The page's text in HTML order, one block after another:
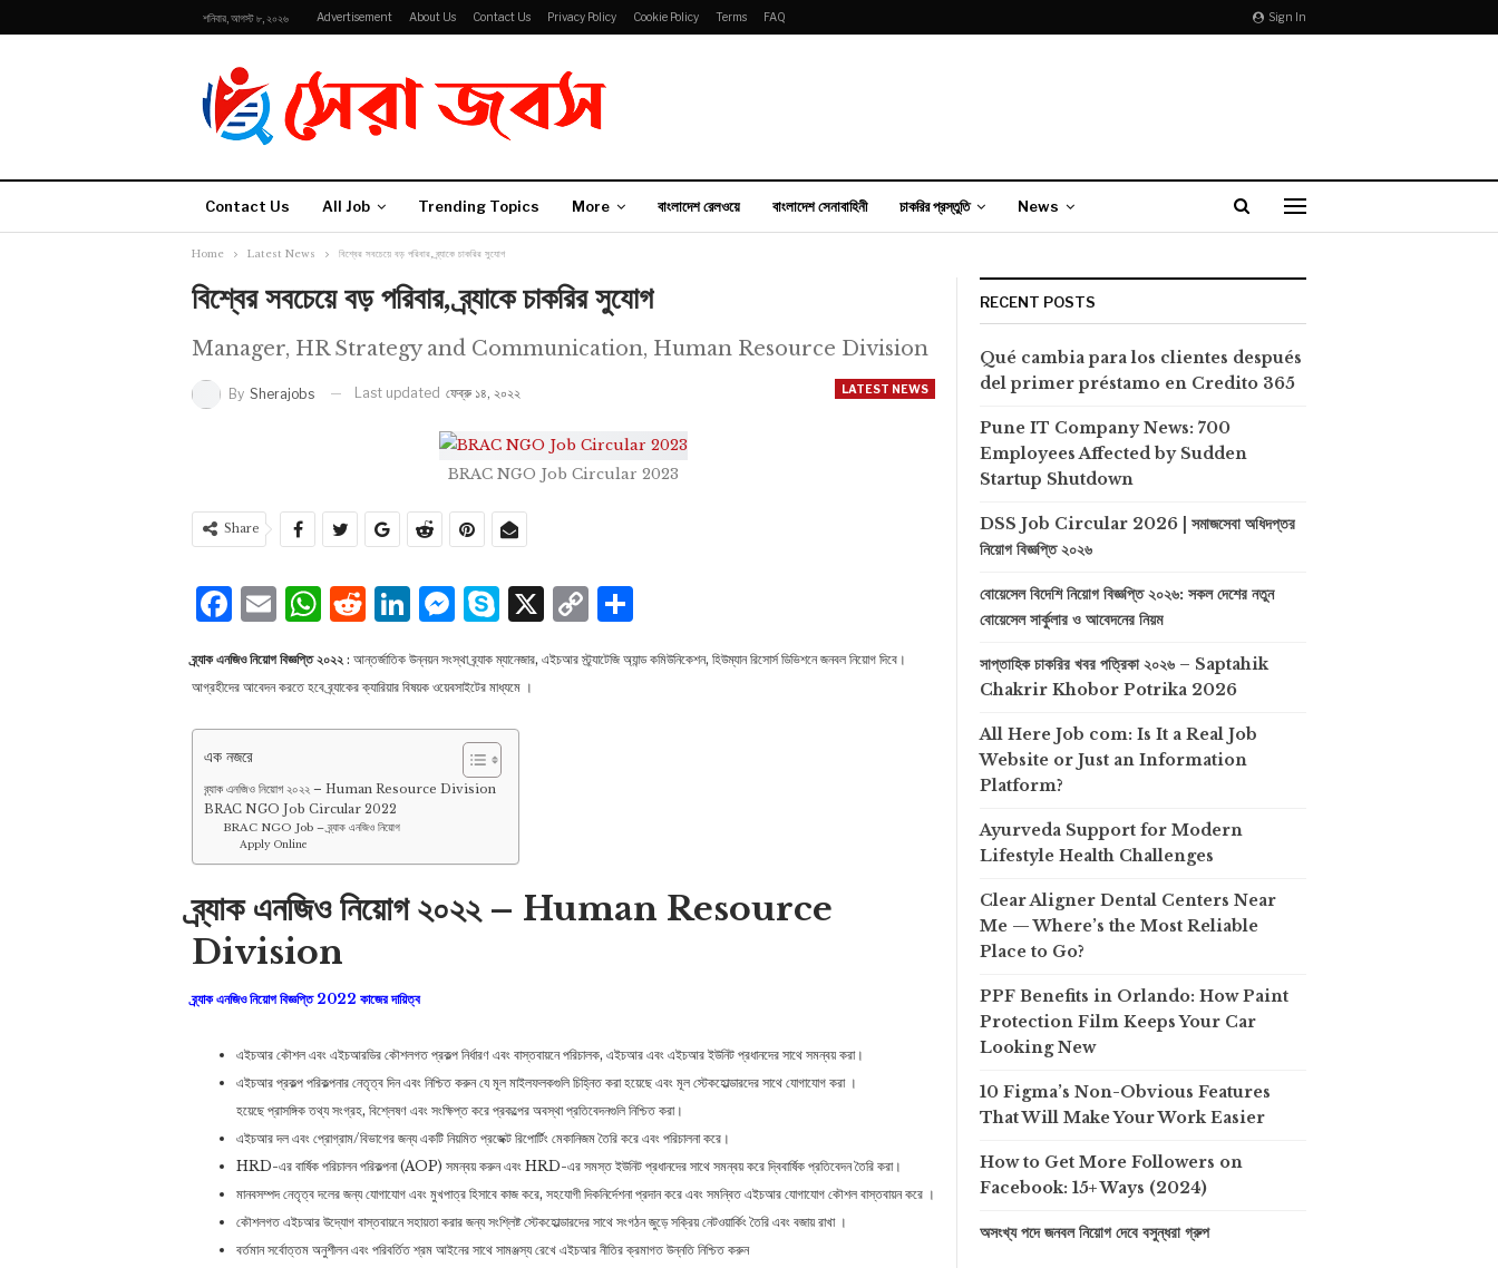
Sign In
শনিবার, আগস্ট ৮, ২০২৬ Advertisement About Us Contact Us Privacy Policy Cookie Policy Terms FAQ
Contact Us All Job Trending Topics More বাংলাদেশ রেলওয়ে বাংলাদেশ সেনাবাহিনী চাকরির প্রস্তুতি News
Home Latest News বিশ্বের সবচেয়ে বড় পরিবার, ব্র্যাকে চাকরির সুযোগ
বিশ্বের সবচেয়ে বড় পরিবার, ব্র্যাকে চাকরির সুযোগ
Manager, HR Strategy and Communication, Human Resource Division
LATEST NEWS
By Sherajobs Last updated ফেব্রু ১৪, ২০২২
BRAC NGO Job Circular 2023
Share
Facebook
Email
WhatsApp
Reddit
LinkedIn
Messenger
Skype
X Copy
ব্র্যাক এনজিও নিয়োগ বিজ্ঞপ্তি ২০২২ : আন্তর্জাতিক উন্নয়ন সংস্থা ব্র্যাক ম্যানেজার, এইচআর স্ট্র্যাটেজি অ্যান্ড কমিউনিকেশন, হিউম্যান রিসোর্স ডিভিশনে জনবল নিয়োগ দিবে।
আগ্রহীদের আবেদন করতে হবে ব্র্যাকের ক্যারিয়ার বিষয়ক ওয়েবসাইটের মাধ্যমে ।
এক নজরে
ব্র্যাক এনজিও নিয়োগ ২০২২ – Human Resource Division
BRAC NGO Job Circular 2022
BRAC NGO Job – ব্র্যাক এনজিও নিয়োগ
Apply Online
ব্র্যাক এনজিও নিয়োগ ২০২২ – Human Resource
Division
ব্র্যাক এনজিও নিয়োগ বিজ্ঞপ্তি 2022 কাজের দায়িত্ব
এইচআর কৌশল এবং এইচআরডির কৌশলগত প্রকল্প নির্ধারণ এবং বাস্তবায়নে পরিচালক, এইচআর এবং এইচআর ইউনিট প্রধানদের সাথে সমন্বয় করা।
এইচআর প্রকল্প পরিকল্পনার নেতৃত্ব দিন এবং নিশ্চিত করুন যে মূল মাইলফলকগুলি চিহ্নিত করা হয়েছে এবং মূল স্টেকহোল্ডারদের সাথে যোগাযোগ করা ।
হয়েছে প্রাসঙ্গিক তথ্য সংগ্রহ, বিশ্লেষণ এবং সংক্ষিপ্ত করে প্রকল্পের অবস্থা প্রতিবেদনগুলি নিশ্চিত করা।
এইচআর দল এবং প্রোগ্রাম/বিভাগের জন্য একটি নিয়মিত প্রজেক্ট রিপোর্টিং মেকানিজম তৈরি করে এবং পরিচালনা করে।
HRD-এর বার্ষিক পরিচালন পরিকল্পনা (AOP) সমন্বয় করুন এবং HRD-এর সমস্ত ইউনিট প্রধানদের সাথে সমন্বয় করে দ্বিবার্ষিক প্রতিবেদন তৈরি করা।
মানবসম্পদ নেতৃত্ব দলের জন্য যোগাযোগ এবং মুখপাত্র হিসাবে কাজ করে, সহযোগী দিকনির্দেশনা প্রদান করে এবং সমন্বিত এইচআর যোগাযোগ কৌশল বাস্তবায়ন করে ।
কৌশলগত এইচআর উদ্যোগ বাস্তবায়নে সহায়তা করার জন্য সংশ্লিষ্ট স্টেকহোল্ডারদের সাথে সংগঠন জুড়ে সক্রিয় নেটওয়ার্কিং তৈরি এবং বজায় রাখা ।
বর্তমান সর্বোত্তম অনুশীলন এবং পরিবর্তিত শ্রম আইনের সাথে সামঞ্জস্য রেখে এইচআর নীতির ক্রমাগত উন্নতি নিশ্চিত করুন
RECENT POSTS
Qué cambia para los clientes después
del primer préstamo en Credito 365
Pune IT Company News: 700
Employees Affected by Sudden
Startup Shutdown
DSS Job Circular 2026 | সমাজসেবা অধিদপ্তর
নিয়োগ বিজ্ঞপ্তি ২০২৬
বোয়েসেল বিদেশি নিয়োগ বিজ্ঞপ্তি ২০২৬: সকল দেশের নতুন
বোয়েসেল সার্কুলার ও আবেদনের নিয়ম
সাপ্তাহিক চাকরির খবর পত্রিকা ২০২৬ – Saptahik
Chakrir Khobor Potrika 2026
All Here Job com: Is It a Real Job
Website or Just an Information
Platform?
Ayurveda Support for Modern
Lifestyle Health Challenges
Clear Aligner Dental Centers Near
Me — Where’s the Most Reliable
Place to Go?
PPF Benefits in Orlando: How Paint
Protection Film Keeps Your Car
Looking New
10 Figma’s Non-Obvious Features
That Will Make Your Work Easier
How to Get More Followers on
Facebook: 15+ Ways (2024)
অসংখ্য পদে জনবল নিয়োগ দেবে বসুন্ধরা গ্রুপ